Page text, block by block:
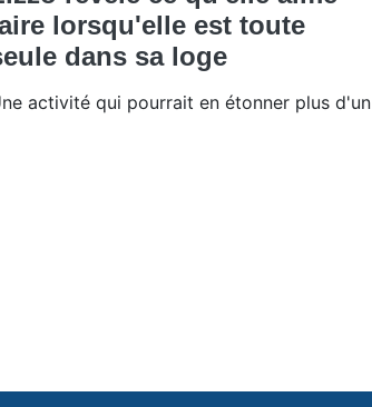
lorsqu'elle est toute
dans sa loge
activité qui pourrait en étonner plus d'un